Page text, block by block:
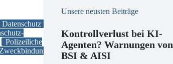
und die
Polizeiliche
Zweckbindungsgrundsatz
Unsere neusten Beiträge
Kontrollverlust bei KI-
Agenten? Warnungen von
BSI & AISI